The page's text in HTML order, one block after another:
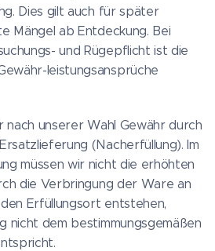
Dies gilt auch für später
Mängel ab Entdeckung. Bei
und Rügepflicht ist die
leistungsansprüche
nach unserer Wahl Gewähr durch
(Nacherfüllung). Im
müssen wir nicht die erhöhten
die Verbringung der Ware an
Erfüllungsort entstehen,
nicht dem bestimmungsgemäßen